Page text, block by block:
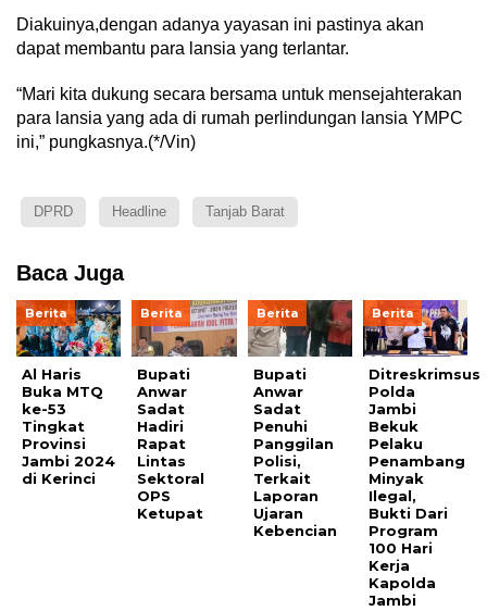
Diakuinya,dengan adanya yayasan ini pastinya akan
dapat membantu para lansia yang terlantar.
“Mari kita dukung secara bersama untuk mensejahterakan
para lansia yang ada di rumah perlindungan lansia YMPC
ini,” pungkasnya.(*/Vin)
DPRD Headline Tanjab Barat
Baca Juga
Berita
Al Haris
Buka MTQ
ke-53
Tingkat
Provinsi
Jambi 2024
di Kerinci
Berita
Bupati
Anwar
Sadat
Hadiri
Rapat
Lintas
Sektoral
OPS
Ketupat
Berita
Bupati
Anwar
Sadat
Penuhi
Panggilan
Polisi,
Terkait
Laporan
Ujaran
Kebencian
Berita
Ditreskrimsus
Polda
Jambi
Bekuk
Pelaku
Penambang
Minyak
Ilegal,
Bukti Dari
Program
100 Hari
Kerja
Kapolda
Jambi